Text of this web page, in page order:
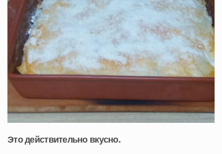
Это действительно вкусно.